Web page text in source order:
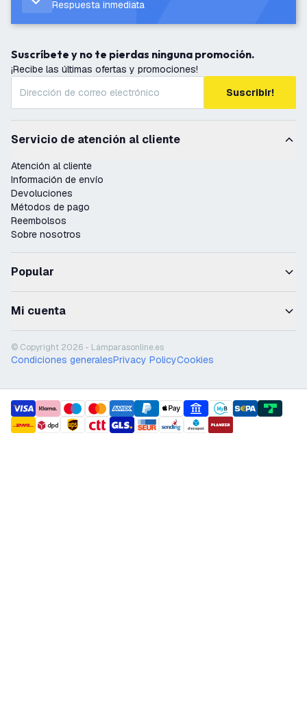
Respuesta inmediata
Suscríbete y no te pierdas ninguna promoción.
¡Recibe las últimas ofertas y promociones!
Suscribir!
Servicio de atención al cliente
Atención al cliente
Información de envío
Devoluciones
Métodos de pago
Reembolsos
Sobre nosotros
Popular
Mi cuenta
© Copyright 2026 - Lámparasonline.es
Condiciones generalesPrivacy PolicyCookies
payment methods
shipment methods